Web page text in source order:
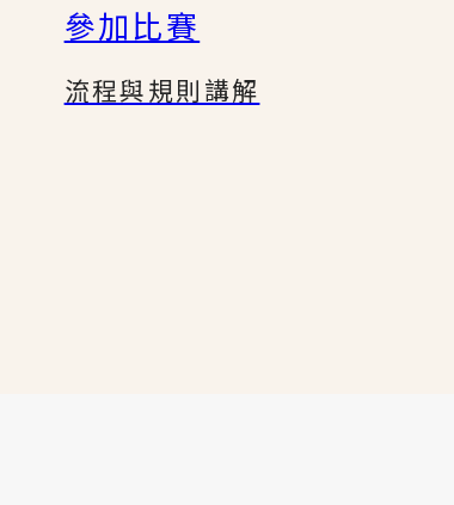
參加比賽
流程與規則講解